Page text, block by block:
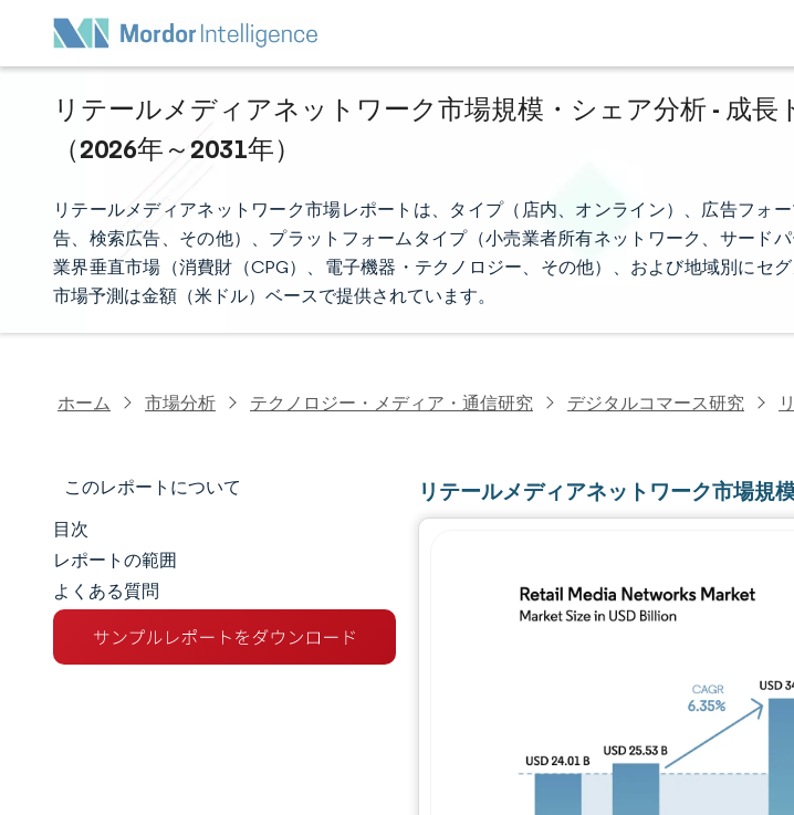
リテールメディアネットワーク市場規模・シェア分析 - 成長
（2026年～2031年）
リテールメディアネットワーク市場レポートは、タイプ（店内、オンライン）、広告フォ
告、検索広告、その他）、プラットフォームタイプ（小売業者所有ネットワーク、サードパ
業界垂直市場（消費財（CPG）、電子機器・テクノロジー、その他）、および地域別にセグ
市場予測は金額（米ドル）ベースで提供されています。
ホーム 市場分析 テクノロジー・メディア・通信研究 デジタルコマース研究
このレポートについて
市場規模とシェア
市場分析
トレンドとインサイト
目次
レポートの範囲
よくある質問
リテールメディアネットワーク市場規
画像 © Mordor